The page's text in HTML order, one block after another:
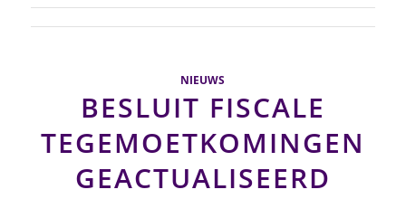
NIEUWS
BESLUIT FISCALE
TEGEMOETKOMINGEN
GEACTUALISEERD